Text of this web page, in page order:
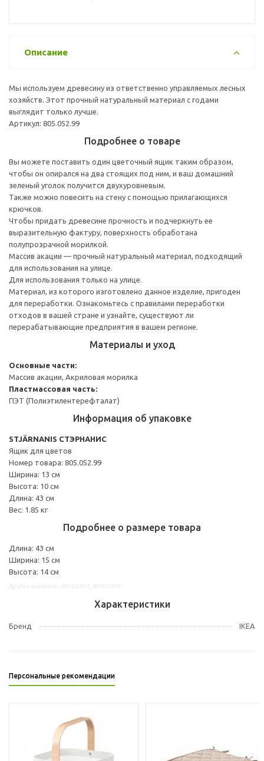
Описание
Мы используем древесину из ответственно управляемых лесных
хозяйств. Этот прочный натуральный материал с годами
выглядит только лучше.
Артикул: 805.052.99
Подробнее о товаре
Вы можете поставить один цветочный ящик таким образом,
чтобы он опирался на два стоящих под ним, и ваш домашний
зеленый уголок получится двухуровневым.
Также можно повесить на стену с помощью прилагающихся
крючков.
Чтобы придать древесине прочность и подчеркнуть ее
выразительную фактуру, поверхность обработана
полупрозрачной морилкой.
Массив акации — прочный натуральный материал, подходящий
для использования на улице.
Для использования только на улице.
Материал, из которого изготовлено данное изделие, пригоден
для переработки. Ознакомьтесь с правилами переработки
отходов в вашей стране и узнайте, существуют ли
перерабатывающие предприятия в вашем регионе.
Материалы и уход
Основные части:
Массив акации, Акриловая морилка
Пластмассовая часть:
ПЭТ (Полиэтилентерефталат)
Информация об упаковке
STJÄRNANIS СТЭРНАНИС
Ящик для цветов
Номер товара: 805.052.99
Ширина: 13 см
Высота: 10 см
Длина: 43 см
Вес: 1.85 кг
Подробнее о размере товара
Длина: 43 см
Ширина: 15 см
Высота: 14 см
Характеристики
Бренд IKEA
Персональные рекомендации